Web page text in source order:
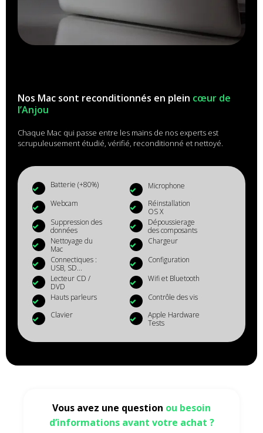
Nos Mac sont reconditionnés en plein cœur de
l’Anjou
Chaque Mac qui passe entre les mains de nos experts est
scrupuleusement étudié, vérifié, reconditionné et nettoyé.
Batterie (+80%)
Microphone
Webcam
Réinstallation
OS X
Suppression des
données
Dépoussierage
des composants
Nettoyage du
Mac
Chargeur
Connectiques :
USB, SD...
Configuration
Lecteur CD /
DVD
Wifi et Bluetooth
Hauts parleurs
Contrôle des vis
Clavier
Apple Hardware
Tests
Vous avez une question ou besoin
d’informations avant votre achat ?